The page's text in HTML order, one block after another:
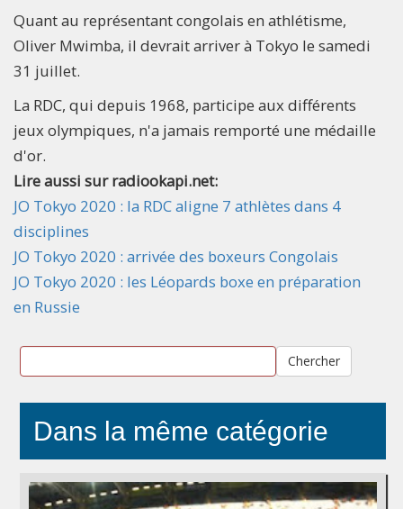
Quant au représentant congolais en athlétisme,
Oliver Mwimba, il devrait arriver à Tokyo le samedi
31 juillet.
La RDC, qui depuis 1968, participe aux différents
jeux olympiques, n'a jamais remporté une médaille
d'or.
Lire aussi sur radiookapi.net:
JO Tokyo 2020 : la RDC aligne 7 athlètes dans 4
disciplines
JO Tokyo 2020 : arrivée des boxeurs Congolais
JO Tokyo 2020 : les Léopards boxe en préparation
en Russie
Chercher
Dans la même catégorie